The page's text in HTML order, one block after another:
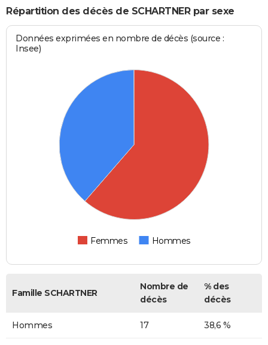
Répartition des décès de SCHARTNER par sexe
Données exprimées en nombre de décès (source :
Insee)
Femmes Hommes
Famille SCHARTNER
Nombre de
décès
% des
décès
Hommes 17 38,6 %